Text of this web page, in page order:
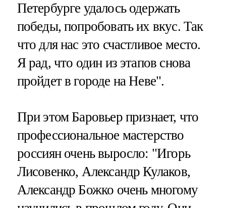
Петербурге удалось одержать
победы, попробовать их вкус. Так
что для нас это счастливое место.
Я рад, что один из этапов снова
пройдет в городе на Неве".
При этом Баровьер признает, что
профессиональное мастерство
россиян очень выросло: "Игорь
Лисовенко, Александр Кулаков,
Александр Божко очень многому